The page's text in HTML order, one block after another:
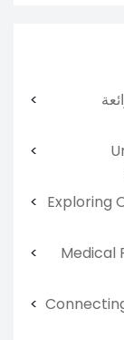
Exploring
Medical